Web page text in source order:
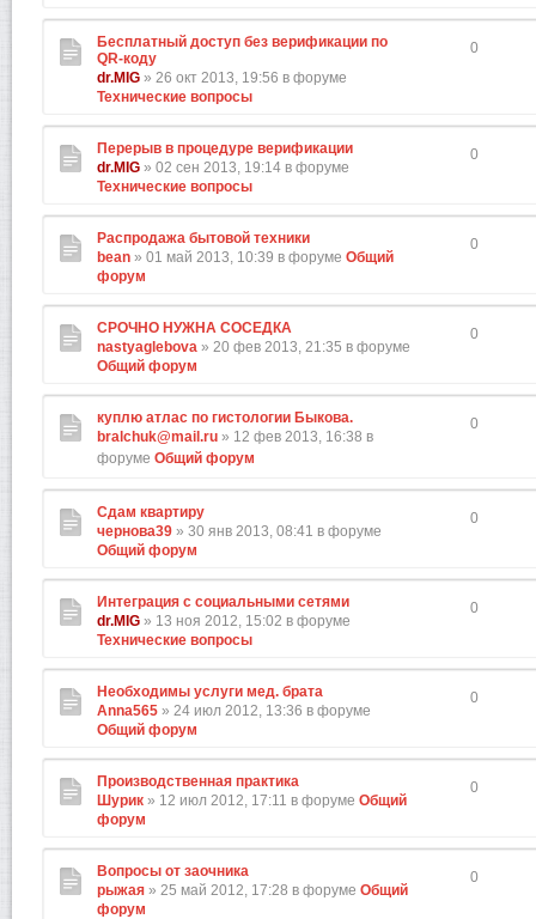
Бесплатный доступ без верификации по
QR-коду
dr.MIG » 26 окт 2013, 19:56 в форуме
Технические вопросы
0
Перерыв в процедуре верификации
dr.MIG » 02 сен 2013, 19:14 в форуме
Технические вопросы
0
Распродажа бытовой техники
bean » 01 май 2013, 10:39 в форуме Общий
форум
0
СРОЧНО НУЖНА СОСЕДКА
nastyaglebova » 20 фев 2013, 21:35 в форуме
Общий форум
0
куплю атлас по гистологии Быкова.
bralchuk@mail.ru » 12 фев 2013, 16:38 в
форуме Общий форум
0
Сдам квартиру
чернова39 » 30 янв 2013, 08:41 в форуме
Общий форум
0
Интеграция с социальными сетями
dr.MIG » 13 ноя 2012, 15:02 в форуме
Технические вопросы
0
Необходимы услуги мед. брата
Anna565 » 24 июл 2012, 13:36 в форуме
Общий форум
0
Производственная практика
Шурик » 12 июл 2012, 17:11 в форуме Общий
форум
0
Вопросы от заочника
рыжая » 25 май 2012, 17:28 в форуме Общий
форум
0